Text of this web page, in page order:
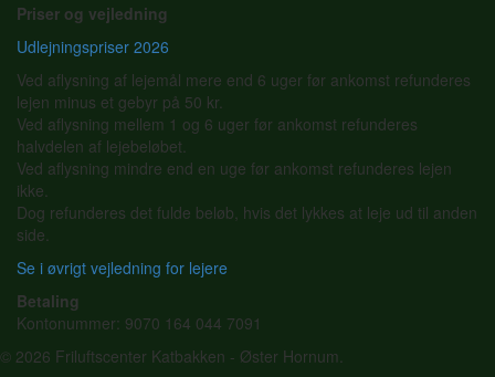
Priser og vejledning
Udlejningspriser 2026
Ved aflysning af lejemål mere end 6 uger før ankomst refunderes
lejen minus et gebyr på 50 kr.
Ved aflysning mellem 1 og 6 uger før ankomst refunderes
halvdelen af lejebeløbet.
Ved aflysning mindre end en uge før ankomst refunderes lejen
ikke.
Dog refunderes det fulde beløb, hvis det lykkes at leje ud til anden
side.
Se i øvrigt vejledning for lejere
Betaling
Kontonummer: 9070 164 044 7091
© 2026 Friluftscenter Katbakken - Øster Hornum.